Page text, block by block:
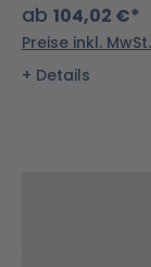
ab 104,02 €*
Preise inkl.
Details